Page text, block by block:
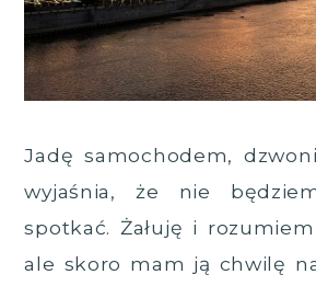
Jadę samochodem,
wyjaśnia, że nie
spotkać. Żałuję i
ale skoro mam ją chwilę